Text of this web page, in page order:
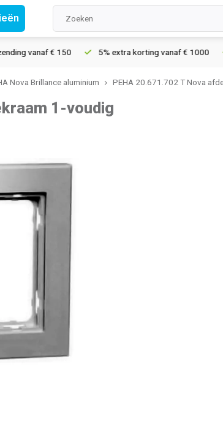
vanaf € 150 5% extra korting vanaf € 1000
Nova Brillance aluminium PEHA 20.671.702 T Nova
1-voudig